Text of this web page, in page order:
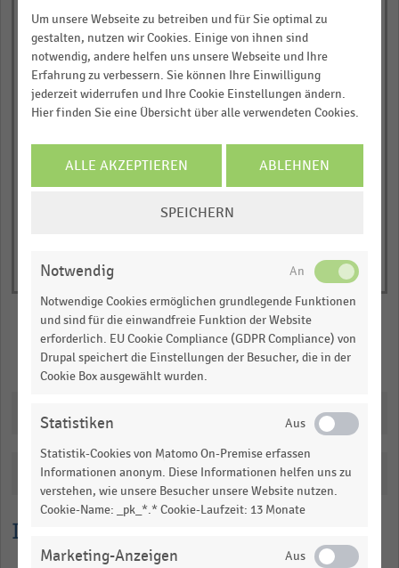
Lesehilfe
27
categories.
The
chart
has
displaying
Prozent.
Range:
-0.5461191304347826
1.087243768115942.
data
20002002200420062008201020122014201620182020202220242026*
-0,5
-0,3
End
Download als Excel, PNG, PDF
… und vieles mehr!
JETZT INFORMIEREN
Merken Teilen
Katalogisierung
Um unsere Webseite zu betreiben und für Sie optimal zu
gestalten, nutzen wir Cookies. Einige von ihnen sind
notwendig, andere helfen uns unsere Webseite und Ihre
Erfahrung zu verbessern. Sie können Ihre Einwilligung
jederzeit widerrufen und Ihre Cookie Einstellungen ändern.
Hier finden Sie eine Übersicht über alle verwendeten Cookies.
ALLE AKZEPTIEREN ABLEHNEN
SPEICHERN
Notwendig
Notwendige Cookies ermöglichen grundlegende Funktionen
und sind für die einwandfreie Funktion der Website
erforderlich. EU Cookie Compliance (GDPR Compliance) von
Drupal speichert die Einstellungen der Besucher, die in der
Cookie Box ausgewählt wurden.
Statistiken
Statistik-Cookies von Matomo On-Premise erfassen
Informationen anonym. Diese Informationen helfen uns zu
verstehen, wie unsere Besucher unsere Website nutzen.
Cookie-Name: _pk_*.* Cookie-Laufzeit: 13 Monate
Marketing-Anzeigen